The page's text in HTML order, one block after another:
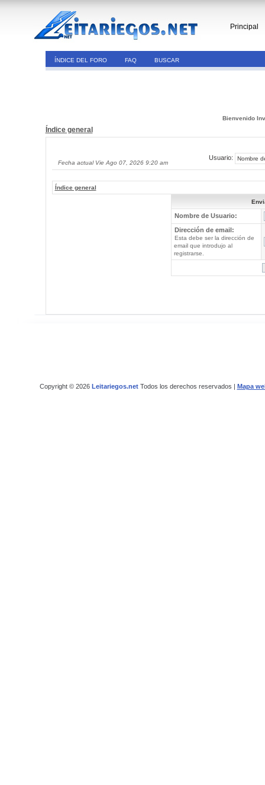
Principal
ÍNDICE DEL FORO FAQ BUSCAR
Bienvenido
Índice general
Fecha actual Vie Ago 07, 2026 9:20 am
Usuario:
Índice general
Nombre de Usuario:
Dirección de email:
Esta debe ser la dirección de
email que introdujo al
registrarse.
Copyright © 2026 Leitariegos.netTodos los derechos reservados | Mapa